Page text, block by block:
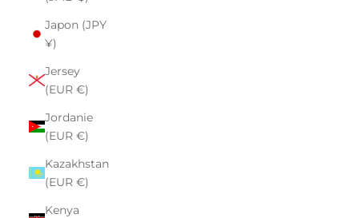
Japon (JPY
¥)
Jersey
(EUR €)
Jordanie
(EUR €)
Kazakhstan
(EUR €)
Kenya